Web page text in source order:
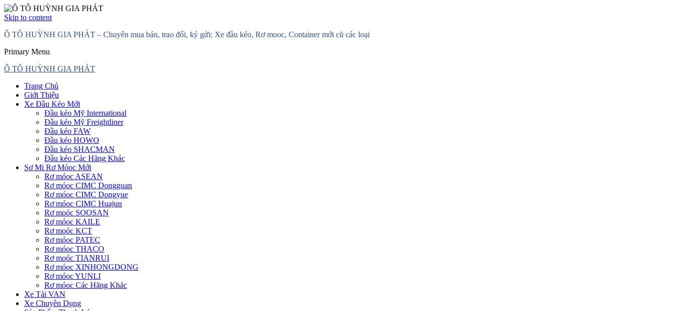
Skip to content
Ô TÔ HUỲNH GIA PHÁT – Chuyên mua bán, trao đổi, ký gửi: Xe đầu kéo, Rơ mooc, Container mới cũ các loại
Primary Menu
Ô TÔ HUỲNH GIA PHÁT
Trang Chủ
Giới Thiệu
Xe Đầu Kéo Mới
Đầu kéo Mỹ International
Đầu kéo Mỹ Freightliner
Đầu kéo FAW
Đầu kéo HOWO
Đầu kéo SHACMAN
Đầu kéo Các Hãng Khác
Sơ Mi Rơ Móoc Mới
Rơ móoc ASEAN
Rơ móoc CIMC Dongguan
Rơ móoc CIMC Dongyue
Rơ móoc CIMC Huajun
Rơ moóc SOOSAN
Rơ móoc KAILE
Rơ moóc KCT
Rơ móoc PATEC
Rơ móoc THACO
Rơ moóc TIANRUI
Rơ móoc XINHONGDONG
Rơ móoc YUNLI
Rơ móoc Các Hãng Khác
Xe Tải VAN
Xe Chuyên Dụng